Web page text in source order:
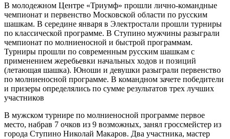
В молодежном Центре «Триумф» прошли лично-командные
чемпионат и первенство Московской области по русским
шашкам. В середине января в Электростали прошли турниры
по классической программе. В Ступино мужчины разыграли
чемпионат по молниеносной и быстрой программам.
Турниры прошли по современным русским шашкам с
применением жеребьевки начальных ходов и позиций
(летающая шашка). Юноши и девушки разыграли первенство
по молниеносной программе. В командном зачете победители
и призеры определялись по сумме результатов трех лучших
участников
В мужском турнире по молниеносной программе первое
место, набрав 7 очков из 9 возможных, занял гроссмейстер из
города Ступино Николай Макаров. Два участника, мастер